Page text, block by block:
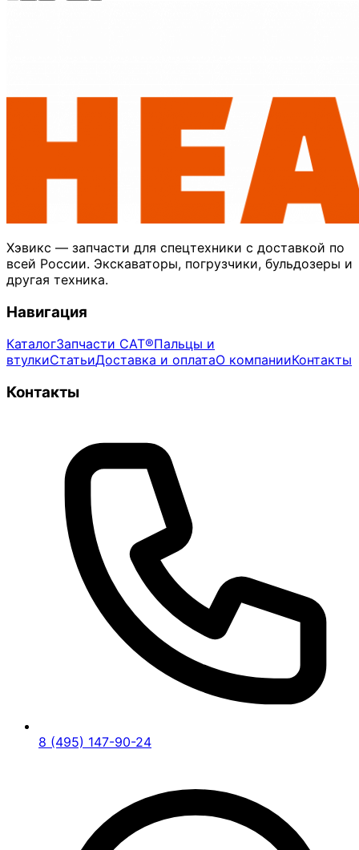
Хэвикс — запчасти для спецтехники с доставкой по
всей России. Экскаваторы, погрузчики, бульдозеры и
другая техника.
Навигация
КаталогЗапчасти CAT®Пальцы и
втулкиСтатьиДоставка и оплатаО компанииКонтакты
Контакты
8 (495) 147-90-24